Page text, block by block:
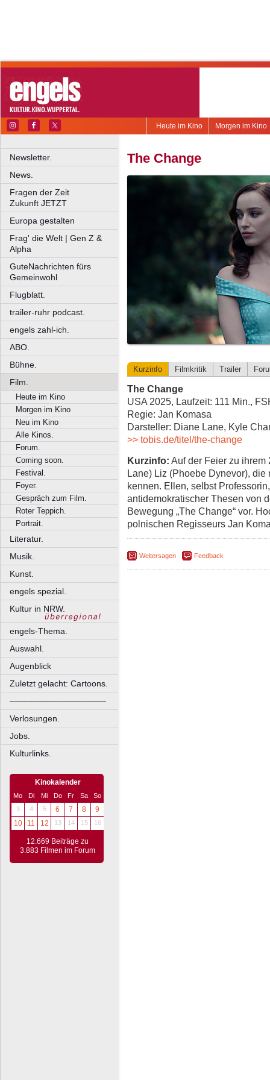
Morgen im Kino
Heute im Kino
Newsletter.
News.
Fragen der Zeit
Zukunft JETZT
Europa gestalten
Frag' die Welt | Gen Z &
Alpha
GuteNachrichten fürs
Gemeinwohl
Flugblatt.
trailer-ruhr podcast.
engels zahl-ich.
ABO.
Bühne.
Film.
Heute im Kino
Morgen im Kino
Neu im Kino
Alle Kinos.
Forum.
Coming soon.
Festival.
Foyer.
Gespräch zum Film.
Roter Teppich.
Portrait.
Literatur.
Musik.
Kunst.
engels spezial.
Kultur in NRW.
engels-Thema.
Auswahl.
Augenblick
Zuletzt gelacht: Cartoons.
––––––––––––––––––––
Verlosungen.
Jobs.
Kulturlinks.
Kinokalender
Mo Di Mi Do Fr Sa
So
3
4 5 6 7 8
9
10
11 12 13 14 15 16
12.669 Beiträge zu
3.883 Filmen im Forum
The Change
Kurzinfo Filmkritik Trailer
The Change
USA 2025, Laufzeit: 111 Min.,
Regie: Jan Komasa
Darsteller: Diane Lane, Kyle
>> tobis.de/titel/the-change
Kurzinfo: Auf der Feier zu
Lane) Liz (Phoebe Dynevor),
kennen. Ellen, selbst
antidemokratischer Thesen von
Bewegung „The Change“ vor.
polnischen Regisseurs Jan
Weitersagen Feedback